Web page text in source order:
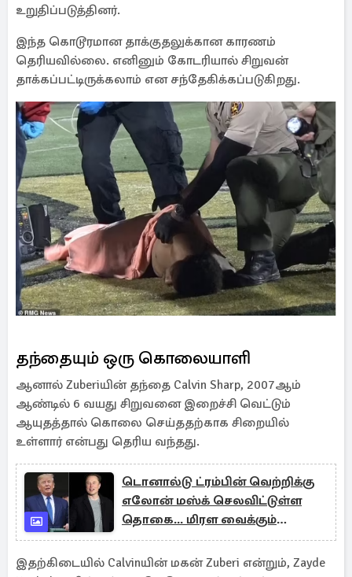
உறுதிப்படுத்தினர்.
இந்த கொடூரமான தாக்குதலுக்கான காரணம்
தெரியவில்லை. எனினும் கோடரியால் சிறுவன்
தாக்கப்பட்டிருக்கலாம் என சந்தேகிக்கப்படுகிறது.
தந்தையும் ஒரு கொலையாளி
ஆனால் Zuberiயின் தந்தை Calvin Sharp, 2007ஆம்
ஆண்டில் 6 வயது சிறுவனை இறைச்சி வெட்டும்
ஆயுதத்தால் கொலை செய்ததற்காக சிறையில்
உள்ளார் என்பது தெரிய வந்தது.
டொனால்டு ட்ரம்பின் வெற்றிக்கு
எலோன் மஸ்க் செலவிட்டுள்ள
தொகை... மிரள வைக்கும்
கணக்கு
இதற்கிடையில் Calvinயின் மகன் Zuberi என்றும், Zayde